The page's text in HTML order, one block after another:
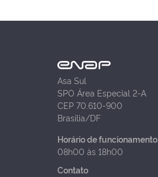
Asa Sul
SPO Área Especial 2-A
CEP 70.610-900
Brasília/DF
Horário de funcionamento
08h00 às 18h00
Contato